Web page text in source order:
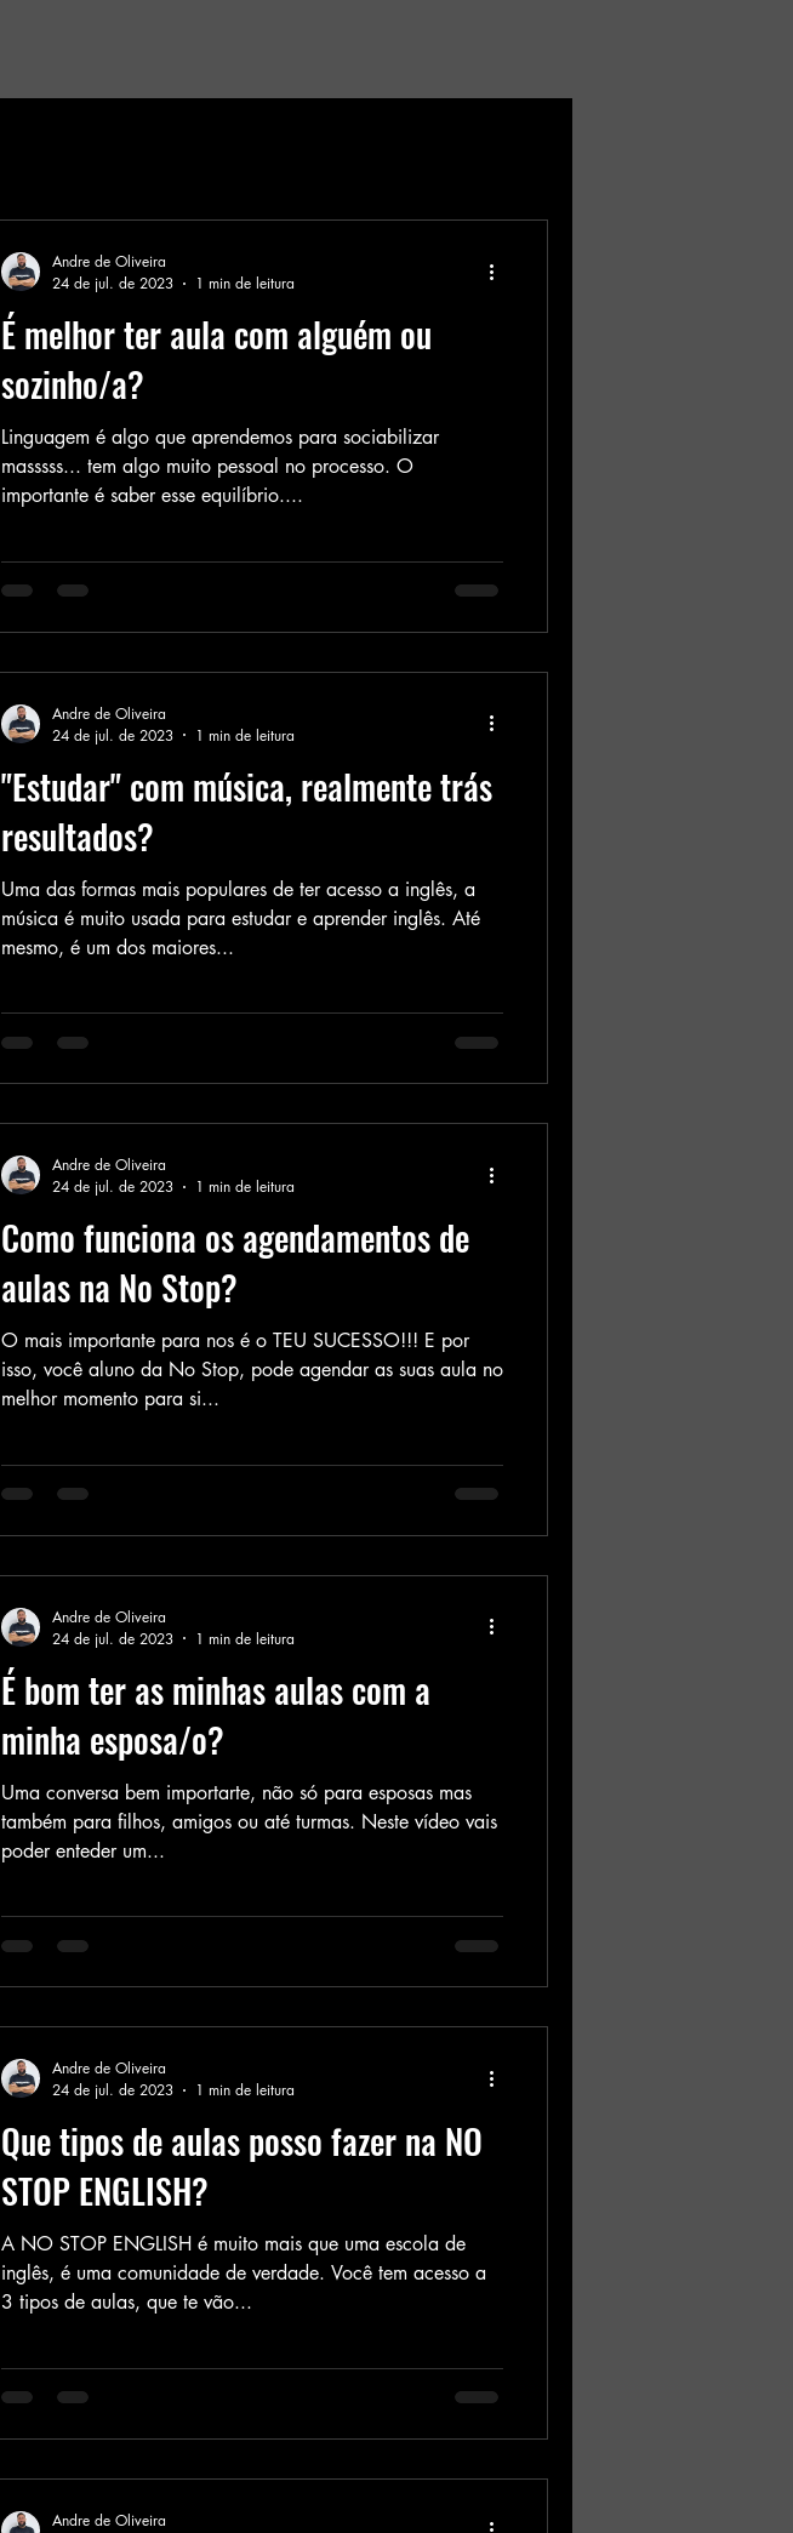
É melhor ter aula com alguém ou
sozinho/a?
Linguagem é algo que aprendemos para sociabilizar
masssss... tem algo muito pessoal no processo. O
importante é saber esse equilíbrio....
Andre de Oliveira
24 de jul. de 2023
1 min de leitura
"Estudar" com música, realmente trás
resultados?
Uma das formas mais populares de ter acesso a inglês, a
música é muito usada para estudar e aprender inglês. Até
mesmo, é um dos maiores...
Andre de Oliveira
24 de jul. de 2023
1 min de leitura
Como funciona os agendamentos de
aulas na No Stop?
O mais importante para nos é o TEU SUCESSO!!! E por
isso, você aluno da No Stop, pode agendar as suas aula no
melhor momento para si...
Andre de Oliveira
24 de jul. de 2023
1 min de leitura
É bom ter as minhas aulas com a
minha esposa/o?
Uma conversa bem importarte, não só para esposas mas
também para filhos, amigos ou até turmas. Neste vídeo vais
poder enteder um...
Andre de Oliveira
24 de jul. de 2023
1 min de leitura
Que tipos de aulas posso fazer na NO
STOP ENGLISH?
A NO STOP ENGLISH é muito mais que uma escola de
inglês, é uma comunidade de verdade. Você tem acesso a
3 tipos de aulas, que te vão...
Andre de Oliveira
24 de jul. de 2023
1 min de leitura
Andre de Oliveira